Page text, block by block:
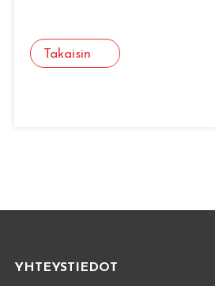
Takaisin
YHTEYSTIEDOT